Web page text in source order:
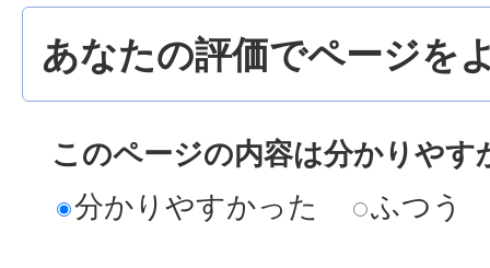
あなたの評価でページを
このページの内容は分かりやす
分かりやすかった
ふつう